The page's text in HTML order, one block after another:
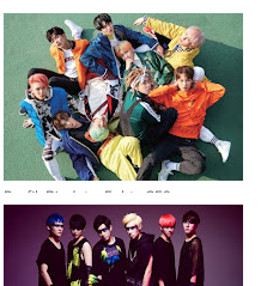
Profil, Biodata, Fakta SF9